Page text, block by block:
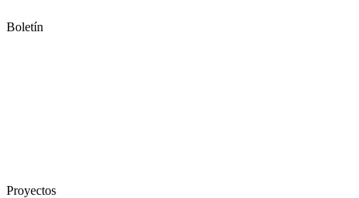
Boletín
Proyectos